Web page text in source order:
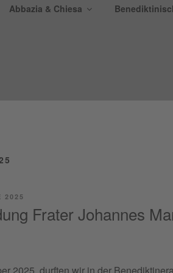
Abbazia & Chiesa
2025
Frater Johannes
2025, durf­ten wir in der